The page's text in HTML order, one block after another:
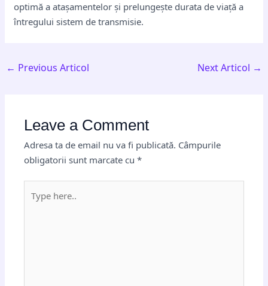
optimă a atașamentelor și prelungește durata de viață a
întregului sistem de transmisie.
← Previous Articol Next Articol →
Leave a Comment
Adresa ta de email nu va fi publicată. Câmpurile
obligatorii sunt marcate cu*
here..